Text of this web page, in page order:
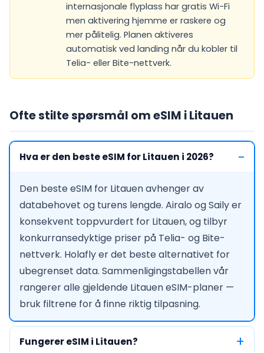
internasjonale flyplass har gratis Wi-Fi
men aktivering hjemme er raskere og
mer pålitelig. Planen aktiveres
automatisk ved landing når du kobler til
Telia- eller Bite-nettverk.
Ofte stilte spørsmål om eSIM i Litauen
Hva er den beste eSIM for Litauen i 2026?
Den beste eSIM for Litauen avhenger av
databehovet og turens lengde. Airalo og Saily er
konsekvent toppvurdert for Litauen, og tilbyr
konkurransedyktige priser på Telia- og Bite-
nettverk. Holafly er det beste alternativet for
ubegrenset data. Sammenligingstabellen vår
rangerer alle gjeldende Litauen eSIM-planer —
bruk filtrene for å finne riktig tilpasning.
Fungerer eSIM i Litauen?